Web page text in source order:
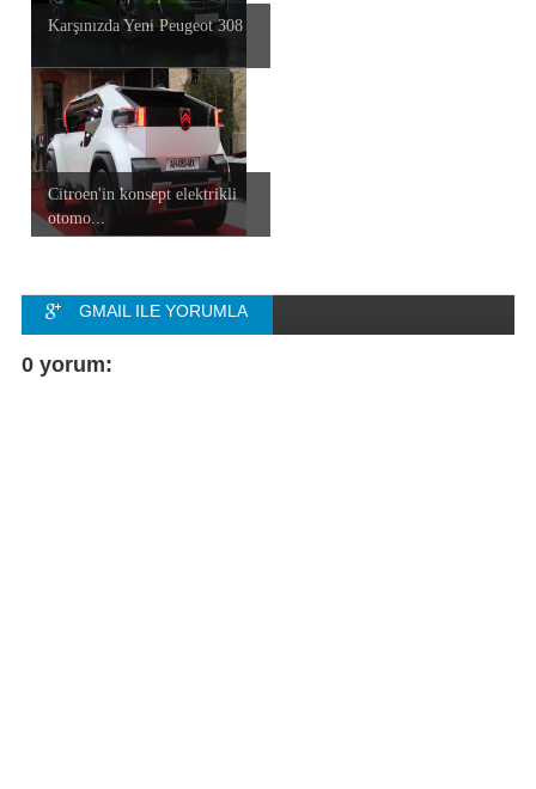
Karşınızda Yeni Peugeot 308
Citroen'in konsept elektrikli
otomo...
GMAIL ILE YORUMLA
FACEBOOK ILE
0 yorum: